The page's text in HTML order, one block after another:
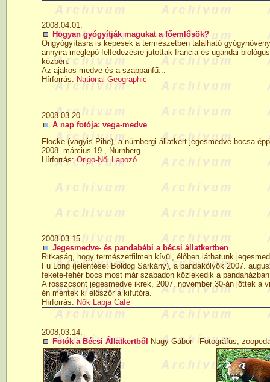
2008.04.01.
Hogyan gyógyítják magukat a főemlősök?
Öngyógyításra is képesek a természetben található
annyira meglepő felfedezésre jutottak francia és ugandai
közben.
Az ajakos medve és a szappanfű...
Hírforrás: National Geographic
2008.03.20.
A nap fotója: vega-medve
Flocke (vagyis Pihe), a nürnbergi állatkert jegesmedve-bocsa
2008. március 19., Nürnberg
Hírforrás:Origo-Női Lapozó
2008.03.15.
Jegesmedve- és pandabébi a bécsi állatkertben
Ritkaság, hogy természetfilmen kívül, élőben láthatunk
Fu Long (jelentése: Boldog Sárkány), a pandakölyök 2007.
fekete-fehér bocs most már szabadon közlekedik a
A rosszcsont jegesmedve ikrek, 2007. november 30-án jöttek a
én mentek ki előszőr a kifutóra.
Hírforrás: Nők Lapja Café
2008.03.14.
Fotók a Bécsi Állatkertből
Nagy Gábor - Fotográfus,